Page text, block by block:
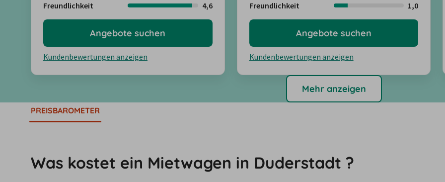
Freundlichkeit
4,6
Kundenbewertungen anzeigen
Angebote suchen
Freundlichkeit
1,0
Kundenbewertungen anzeigen
Angebote suchen
Mehr anzeigen
PREISBAROMETER
Was kostet ein Mietwagen in Duderstadt ?